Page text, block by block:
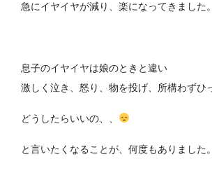
急にイヤイヤが減り、楽になってきました。
息子のイヤイヤは娘のときと違い
激しく泣き、怒り、物を投げ、所構わずひ
どうしたらいいの、、
と言いたくなることが、何度もありました。